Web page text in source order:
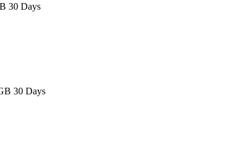
30 Days
30 Days